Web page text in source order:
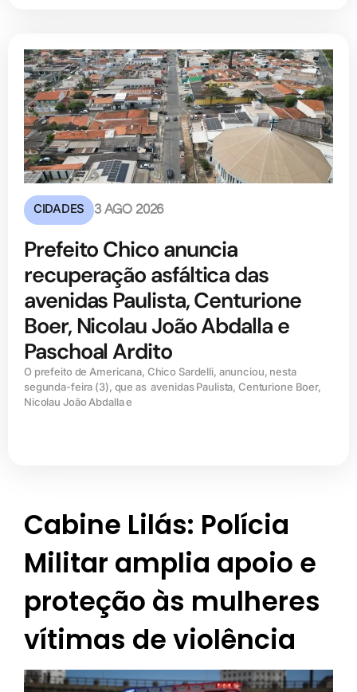
CIDADES 3 AGO 2026
Prefeito Chico anuncia
recuperação asfáltica das
avenidas Paulista, Centurione
Boer, Nicolau João Abdalla e
Paschoal Ardito
O prefeito de Americana, Chico Sardelli, anunciou, nesta
segunda-feira (3), que as avenidas Paulista, Centurione Boer,
Nicolau João Abdalla e
Cabine Lilás: Polícia
Militar amplia apoio e
proteção às mulheres
vítimas de violência